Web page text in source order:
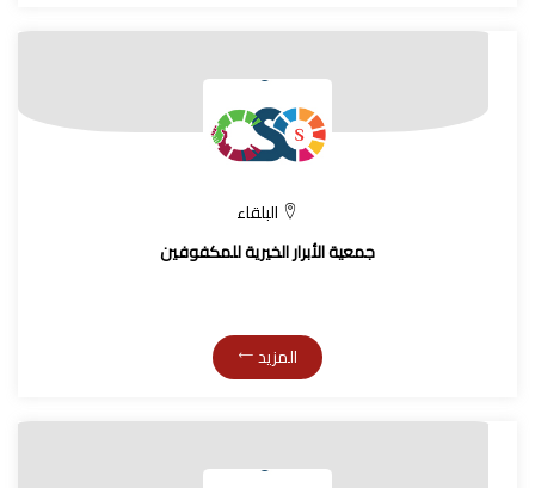
البلقاء
جمعية الأبرار الخيرية للمكفوفين
المزيد